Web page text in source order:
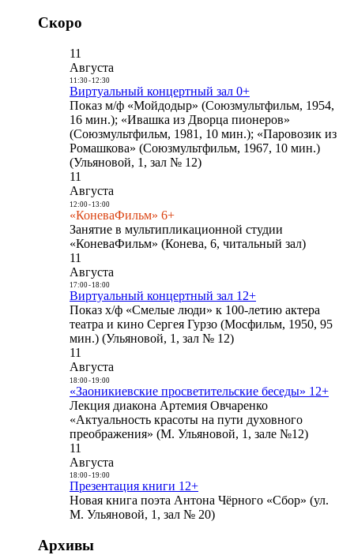
Скоро
11
Августа
11:30- 12:30
Виртуальный концертный зал 0+
Показ м/ф «Мойдодыр» (Союзмультфильм, 1954,
16 мин.); «Ивашка из Дворца пионеров»
(Союзмультфильм, 1981, 10 мин.); «Паровозик из
Ромашкова» (Союзмультфильм, 1967, 10 мин.)
(Ульяновой, 1, зал № 12)
11
Августа
12:00- 13:00
«КоневаФильм» 6+
Занятие в мультипликационной студии
«КоневаФильм» (Конева, 6, читальный зал)
11
Августа
17:00- 18:00
Виртуальный концертный зал 12+
Показ х/ф «Смелые люди» к 100-летию актера
театра и кино Сергея Гурзо (Мосфильм, 1950, 95
мин.) (Ульяновой, 1, зал № 12)
11
Августа
18:00- 19:00
«Заоникиевские просветительские беседы» 12+
Лекция диакона Артемия Овчаренко
«Актуальность красоты на пути духовного
преображения» (М. Ульяновой, 1, зале №12)
11
Августа
18:00- 19:00
Презентация книги 12+
Новая книга поэта Антона Чёрного «Сбор» (ул.
М. Ульяновой, 1, зал № 20)
Архивы